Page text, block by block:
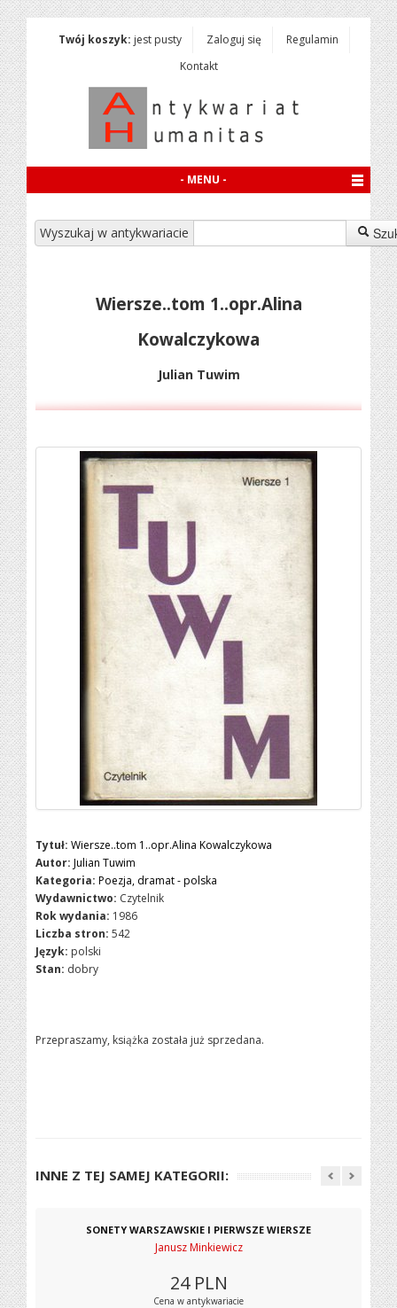
Twój koszyk: jest pusty Zaloguj się
Regulamin
Kontakt
- MENU -
Wyszukaj w antykwariacie
Wiersze..tom 1..opr.Alina
Kowalczykowa
Julian Tuwim
Tytuł: Wiersze..tom 1..opr.Alina Kowalczykowa
Autor: Julian Tuwim
Kategoria: Poezja, dramat - polska
Wydawnictwo: Czytelnik
Rok wydania: 1986
Liczba stron: 542
Język: polski
Stan: dobry
Przepraszamy, książka została już sprzedana.
INNE Z TEJ SAMEJ KATEGORII:
SONETY WARSZAWSKIE I PIERWSZE WIERSZE
Janusz Minkiewicz
24 PLN
Cena w antykwariacie